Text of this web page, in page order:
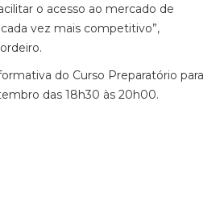
o acesso ao mercado de
vez mais competitivo”,
do Curso Preparatório para
das 18h30 às 20h00.